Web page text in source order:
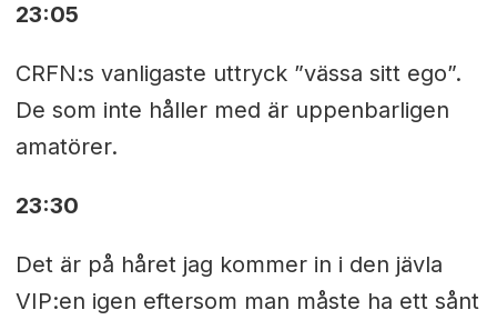
23:05
CRFN:s vanligaste uttryck ”vässa sitt ego”.
De som inte håller med är uppenbarligen
amatörer.
23:30
Det är på håret jag kommer in i den jävla
VIP:en igen eftersom man måste ha ett sånt